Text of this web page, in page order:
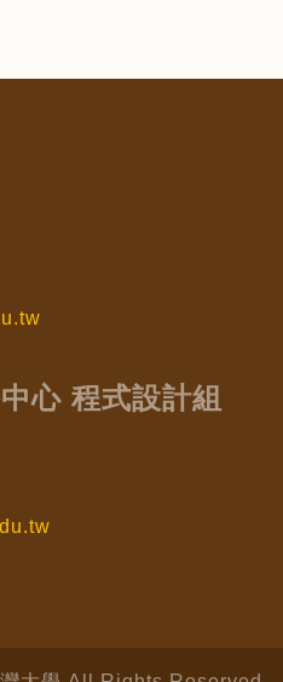
心 程式設計組